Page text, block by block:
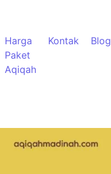
Harga
Paket
Aqiqah
Kontak Blog